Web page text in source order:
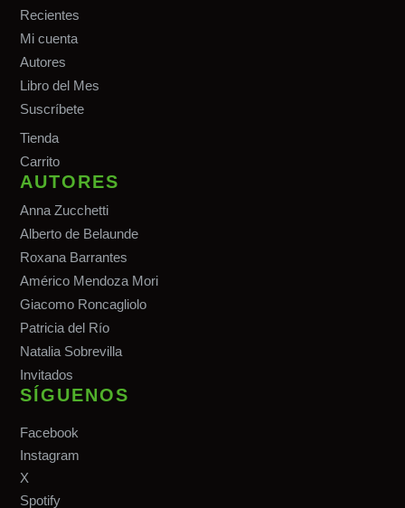
Recientes
Mi cuenta
Autores
Libro del Mes
Suscríbete
Tienda
Carrito
AUTORES
Anna Zucchetti
Alberto de Belaunde
Roxana Barrantes
Américo Mendoza Mori
Giacomo Roncagliolo
Patricia del Río
Natalia Sobrevilla
Invitados
SÍGUENOS
Facebook
Instagram
X
Spotify